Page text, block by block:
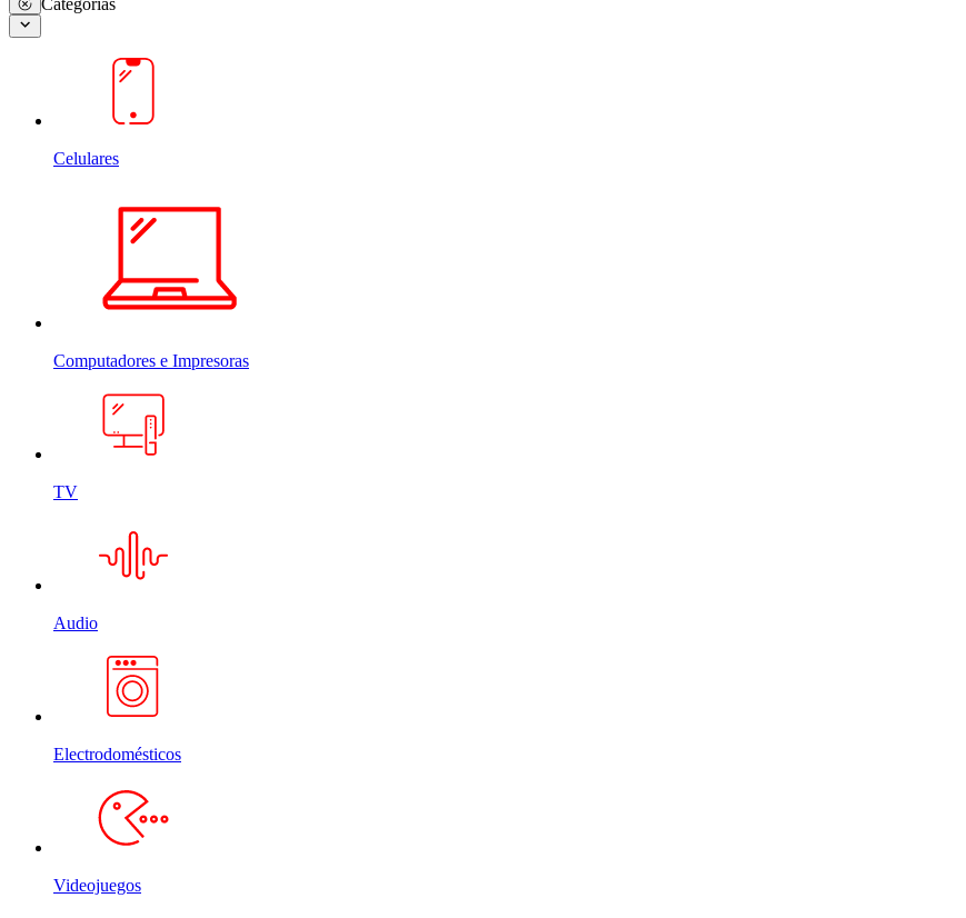
Celulares
Computadores e Impresoras
TV
Audio
Electrodomésticos
Videojuegos